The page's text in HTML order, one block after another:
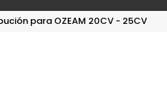
para OZEAM 20CV - 25CV